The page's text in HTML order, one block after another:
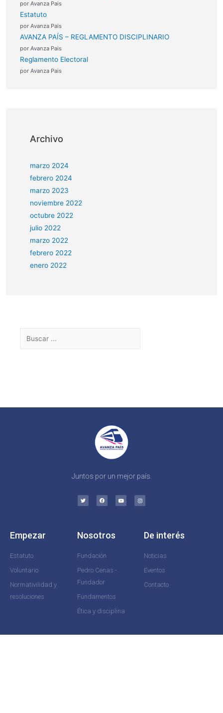
por Avanza Pais
Estatuto
por Avanza Pais
AVANZA PAÍS – REGLAMENTO DISCIPLINARIO
por Avanza Pais
Reglamento Electoral
por Avanza Pais
Archivo
marzo 2024
febrero 2024
marzo 2023
noviembre 2022
octubre 2022
julio 2022
marzo 2022
febrero 2022
enero 2022
Juntos por un mejor país.
Empezar
Estatuto
Voluntario
Normativilidad y
resoluciones
Nosotros
Fundación
Pedro Cenas -
Fundador
Fundamentos
Ética y disciplina
De interés
Noticias
Eventos
Contacto